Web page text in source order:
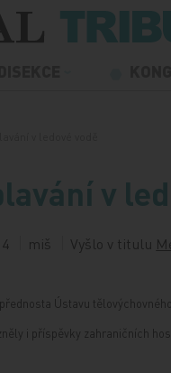
v
miš Vyšlo v titulu
přednosta Ústavu
i příspěvky zahraničních